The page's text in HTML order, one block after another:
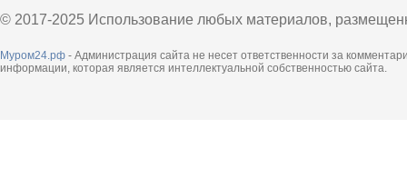
© 2017-2025 Использование любых материалов,
Муром24.рф - Администрация сайта не несет ответственности за
информации, которая является интеллектуальной собственностью сайта.